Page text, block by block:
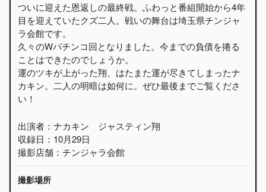
ついに迎えた恩返しの最終戦。ふわっと番組開始から4年
目を迎えていたクズ二人。戦いの舞台は埼玉県チンジャ
ラ会館です。
久々のWパチンコ回となりました。今までの負債を捲る
ことはできたのでしょうか。
運のツキが上がった翔、はたまた運が尽きてしまったナ
カキン。二人の明暗は如何に。ぜひ最後までご覧くださ
い！
出演者：ナカキン ジャスティン翔
収録日：10月29日
撮影店舗：チンジャラ会館
撮影場所